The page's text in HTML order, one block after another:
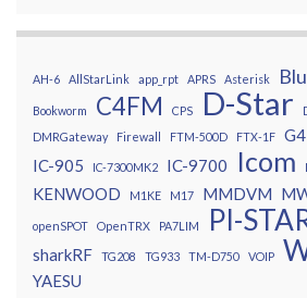
AH-6 AllStarLink app_rpt APRS Asterisk
Bookworm C4FM CPS D-Star
DMRGateway Firewall FTM-500D FTX-1F
IC-905
IC-7300MK2 IC-9700 Icom
KENWOOD
M1KE M17 MMDVM
openSPOT OpenTRX PA7LIM PI-
sharkRF TG208 TG933 TM-D750 VOIP
YAESU